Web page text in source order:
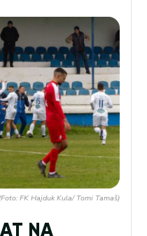
FK Hajduk Kula/ Tomi Tamaš)
NA